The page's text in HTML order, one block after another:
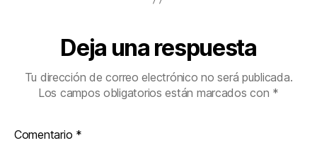
Deja una respuesta
Tu dirección de correo electrónico no será publicada.
Los campos obligatorios están marcados con *
Comentario *